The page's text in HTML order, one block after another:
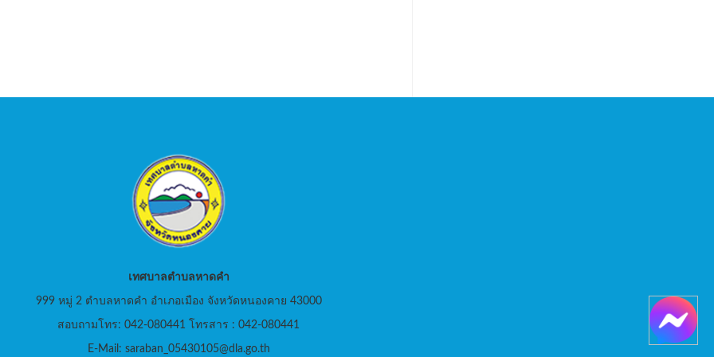
เทศบาลตำบลหาดคำ
999 หมู่ 2 ตำบลหาดคำ อำเภอเมือง จังหวัดหนองคาย 43000
สอบถามโทร: 042-080441 โทรสาร : 042-080441
E-Mail: saraban_05430105@dla.go.th